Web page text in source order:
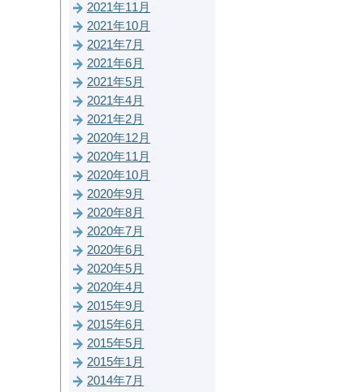
2021年11月
2021年10月
2021年7月
2021年6月
2021年5月
2021年4月
2021年2月
2020年12月
2020年11月
2020年10月
2020年9月
2020年8月
2020年7月
2020年6月
2020年5月
2020年4月
2015年9月
2015年6月
2015年5月
2015年1月
2014年7月